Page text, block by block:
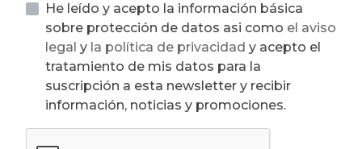
He leído y acepto la información básica
sobre protección de datos asi como el aviso
legal y la política de privacidad y acepto el
tratamiento de mis datos para la
suscripción a esta newsletter y recibir
información, noticias y promociones.